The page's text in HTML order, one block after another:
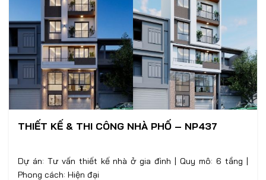
THIẾT KẾ & THI CÔNG NHÀ PHỐ – NP437
Dự án: Tư vấn thiết kế nhà ở gia đình | Quy mô: 6 tầng |
Phong cách: Hiện đại